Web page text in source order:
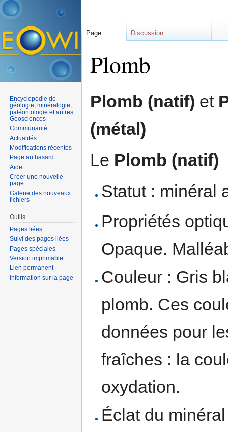
Plomb
Plomb (natif) et
(métal)
Le Plomb (natif)
Statut : minéral
Propriétés
Opaque.
Couleur : Gris
plomb. Ces
données pour
fraîches : la
oxydation.
Éclat du
Page Discussion
Encyclopédie de
géologie, minéralogie,
paléontologie et autres
Géosciences
Communauté
Actualités
Modifications récentes
Page au hasard
Aide
Créer une nouvelle
page
Galerie des nouveaux
fichiers
Outils
Pages liées
Suivi des pages liées
Pages spéciales
Version imprimable
Lien permanent
Information sur la page